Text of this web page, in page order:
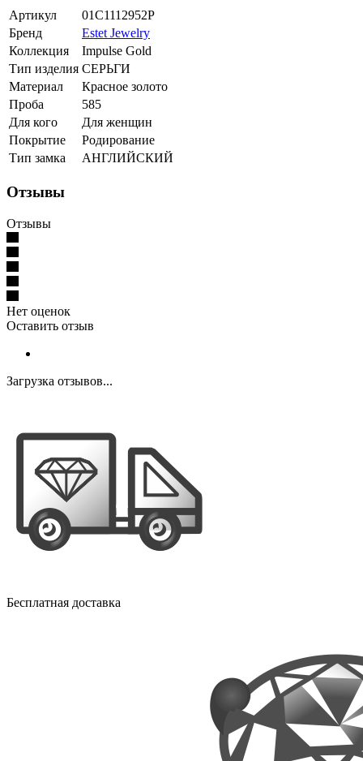
Артикул
01С1112952Р
Бренд
Estet Jewelry
Коллекция
Impulse Gold
Тип изделия СЕРЬГИ
Материал
Красное золото
Проба
585
Для кого
Для женщин
Покрытие
Родирование
Тип замка
АНГЛИЙСКИЙ
Отзывы
Отзывы
Нет оценок
Оставить отзыв
Загрузка отзывов...
Бесплатная доставка